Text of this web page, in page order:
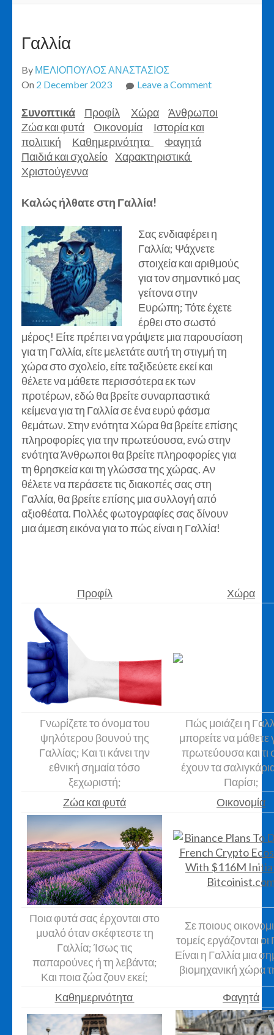
Γαλλία
By ΜΕΛΙΟΠΟΥΛΟΣ ΑΝΑΣΤΑΣΙΟΣ
On 2 December 2023 Leave a Commenton
Συνοπτικά Προφίλ Χώρα
Άνθρωποι
Ζώα και φυτά
Οικονομία
Ιστορία και
πολιτική
Καθημερινότητα
Φαγητά
Παιδιά και σχολείο Χαρακτηριστικά
Χριστούγεννα
Καλώς ήλθατε στη Γαλλία!
Σας ενδιαφέρει η
Γαλλία; Ψάχνετε
στοιχεία και αριθμούς
για τον σημαντικό μας
γείτονα στην
Ευρώπη; Τότε έχετε
έρθει στο σωστό
μέρος! Είτε πρέπει να γράψετε μια παρουσίαση
για τη Γαλλία, είτε μελετάτε αυτή τη στιγμή τη
χώρα στο σχολείο, είτε ταξιδεύετε εκεί και
θέλετε να μάθετε περισσότερα εκ των
προτέρων, εδώ θα βρείτε συναρπαστικά
κείμενα για τη Γαλλία σε ένα ευρύ φάσμα
θεμάτων. Στην ενότητα Χώρα θα βρείτε επίσης
πληροφορίες για την πρωτεύουσα, ενώ στην
ενότητα Άνθρωποι θα βρείτε πληροφορίες για
τη θρησκεία και τη γλώσσα της χώρας. Αν
θέλετε να περάσετε τις διακοπές σας στη
Γαλλία, θα βρείτε επίσης μια συλλογή από
αξιοθέατα. Πολλές φωτογραφίες σας δίνουν
μια άμεση εικόνα για το πώς είναι η Γαλλία!
Προφίλ Χώρα
Γνωρίζετε το όνομα του
ψηλότερου βουνού της
Γαλλίας; Και τι κάνει την
εθνική σημαία τόσο
ξεχωριστή;
Πώς μοιάζει η
μπορείτε να μάθετε
πρωτεύουσα και τι
έχουν τα
Παρίσι;
Ζώα και φυτά
Οικονομία
Ποια φυτά σας έρχονται στο
μυαλό όταν σκέφτεστε τη
Γαλλία; Ίσως τις
παπαρούνες ή τη λεβάντα;
Και ποια ζώα ζουν εκεί;
Σε ποιους
τομείς εργάζονται οι
Είναι η Γαλλία μια
βιομηχανική χώρα
Καθημερινότητα Φαγητά